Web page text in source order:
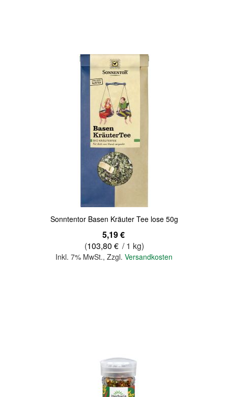
Sonntentor Basen Kräuter Tee lose 50g
5,19 €
(103,80 € / 1 kg)
Inkl. 7% MwSt., Zzgl. Versandkosten